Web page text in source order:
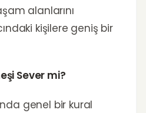
alanlarını
kişilere geniş bir
Sever mi?
genel bir kural